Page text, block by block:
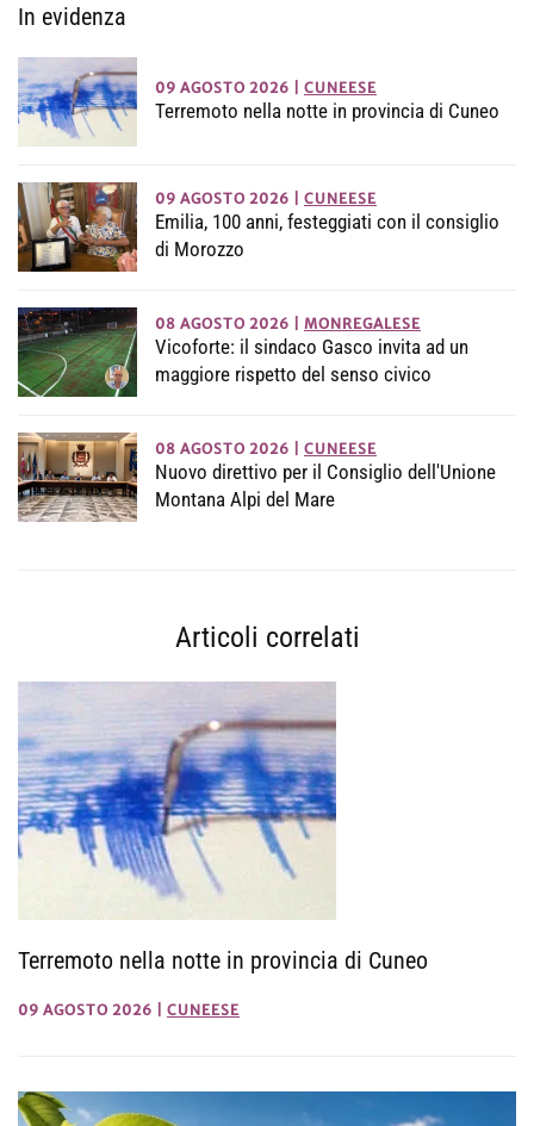
In evidenza
09 AGOSTO 2026 CUNEESE
Terremoto nella notte in provincia di Cuneo
09 AGOSTO 2026 CUNEESE
Emilia, 100 anni, festeggiati con il consiglio
di Morozzo
08 AGOSTO 2026 MONREGALESE
Vicoforte: il sindaco Gasco invita ad un
maggiore rispetto del senso civico
08 AGOSTO 2026 CUNEESE
Nuovo direttivo per il Consiglio dell'Unione
Montana Alpi del Mare
Articoli correlati
Terremoto nella notte in provincia di Cuneo
09 AGOSTO 2026 CUNEESE